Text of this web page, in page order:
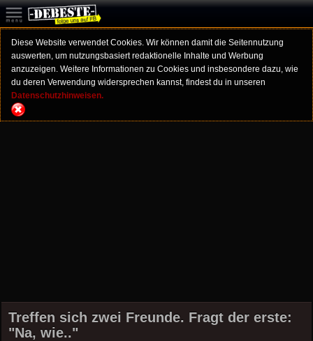
Diese Website verwendet Cookies. Wir können damit die Seitennutzung
auswerten, um nutzungsbasiert redaktionelle Inhalte und Werbung
anzuzeigen. Weitere Informationen zu Cookies und insbesondere dazu, wie
du deren Verwendung widersprechen kannst, findest du in unseren
Datenschutzhinweisen.
Treffen sich zwei Freunde. Fragt der erste:
"Na, wie.."